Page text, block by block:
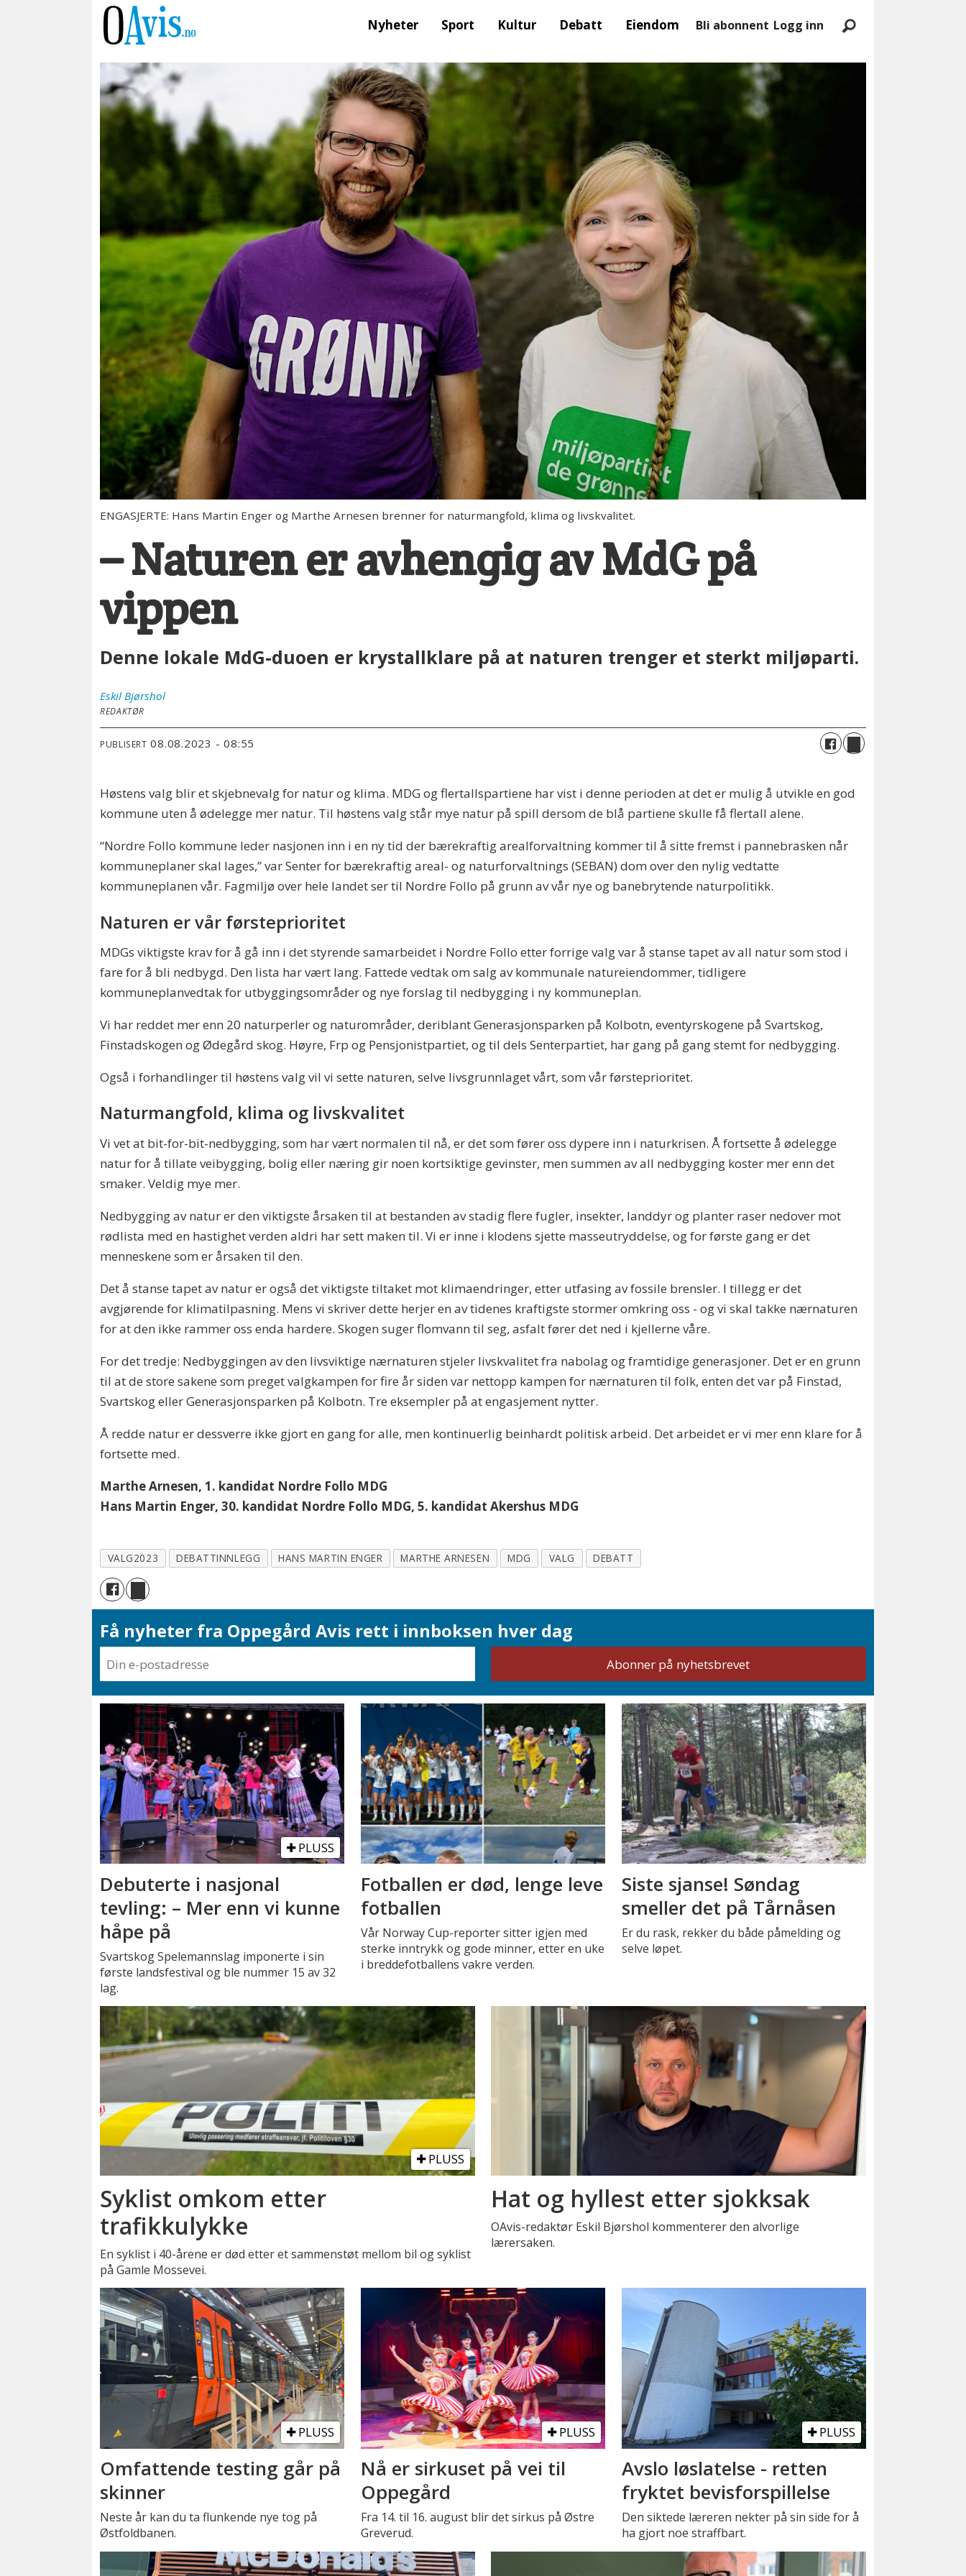
Nyheter Sport Kultur Debatt Eiendom Bli abonnent Logg inn
ENGASJERTE: Hans Martin Enger og Marthe Arnesen brenner for naturmangfold, klima og livskvalitet.
– Naturen er avhengig av MdG på
vippen
Denne lokale MdG-duoen er krystallklare på at naturen trenger et sterkt miljøparti.
Eskil Bjørshol
REDAKTØR
PUBLISERT 08.08.2023 - 08:55
Høstens valg blir et skjebnevalg for natur og klima. MDG og flertallspartiene har vist i denne perioden at det er mulig å utvikle en god
kommune uten å ødelegge mer natur. Til høstens valg står mye natur på spill dersom de blå partiene skulle få flertall alene.
“Nordre Follo kommune leder nasjonen inn i en ny tid der bærekraftig arealforvaltning kommer til å sitte fremst i pannebrasken når
kommuneplaner skal lages,” var Senter for bærekraftig areal- og naturforvaltnings (SEBAN) dom over den nylig vedtatte
kommuneplanen vår. Fagmiljø over hele landet ser til Nordre Follo på grunn av vår nye og banebrytende naturpolitikk.
Naturen er vår førsteprioritet
MDGs viktigste krav for å gå inn i det styrende samarbeidet i Nordre Follo etter forrige valg var å stanse tapet av all natur som stod i
fare for å bli nedbygd. Den lista har vært lang. Fattede vedtak om salg av kommunale natureiendommer, tidligere
kommuneplanvedtak for utbyggingsområder og nye forslag til nedbygging i ny kommuneplan.
Vi har reddet mer enn 20 naturperler og naturområder, deriblant Generasjonsparken på Kolbotn, eventyrskogene på Svartskog,
Finstadskogen og Ødegård skog. Høyre, Frp og Pensjonistpartiet, og til dels Senterpartiet, har gang på gang stemt for nedbygging.
Også i forhandlinger til høstens valg vil vi sette naturen, selve livsgrunnlaget vårt, som vår førsteprioritet.
Naturmangfold, klima og livskvalitet
Vi vet at bit-for-bit-nedbygging, som har vært normalen til nå, er det som fører oss dypere inn i naturkrisen. Å fortsette å ødelegge
natur for å tillate veibygging, bolig eller næring gir noen kortsiktige gevinster, men summen av all nedbygging koster mer enn det
smaker. Veldig mye mer.
Nedbygging av natur er den viktigste årsaken til at bestanden av stadig flere fugler, insekter, landdyr og planter raser nedover mot
rødlista med en hastighet verden aldri har sett maken til. Vi er inne i klodens sjette masseutryddelse, og for første gang er det
menneskene som er årsaken til den.
Det å stanse tapet av natur er også det viktigste tiltaket mot klimaendringer, etter utfasing av fossile brensler. I tillegg er det
avgjørende for klimatilpasning. Mens vi skriver dette herjer en av tidenes kraftigste stormer omkring oss - og vi skal takke nærnaturen
for at den ikke rammer oss enda hardere. Skogen suger flomvann til seg, asfalt fører det ned i kjellerne våre.
For det tredje: Nedbyggingen av den livsviktige nærnaturen stjeler livskvalitet fra nabolag og framtidige generasjoner. Det er en grunn
til at de store sakene som preget valgkampen for fire år siden var nettopp kampen for nærnaturen til folk, enten det var på Finstad,
Svartskog eller Generasjonsparken på Kolbotn. Tre eksempler på at engasjement nytter.
Å redde natur er dessverre ikke gjort en gang for alle, men kontinuerlig beinhardt politisk arbeid. Det arbeidet er vi mer enn klare for å
fortsette med.
Marthe Arnesen, 1. kandidat Nordre Follo MDG
Hans Martin Enger, 30. kandidat Nordre Follo MDG, 5. kandidat Akershus MDG
VALG2023 DEBATTINNLEGG HANS MARTIN ENGER MARTHE ARNESEN MDG VALG DEBATT
Få nyheter fra Oppegård Avis rett i innboksen hver dag
PLUSS
Debuterte i nasjonal
tevling: – Mer enn vi kunne
håpe på
Svartskog Spelemannslag imponerte i sin
første landsfestival og ble nummer 15 av 32
lag.
Fotballen er død, lenge leve
fotballen
Vår Norway Cup-reporter sitter igjen med
sterke inntrykk og gode minner, etter en uke
i breddefotballens vakre verden.
Siste sjanse! Søndag
smeller det på Tårnåsen
Er du rask, rekker du både påmelding og
selve løpet.
PLUSS
Syklist omkom etter
trafikkulykke
En syklist i 40-årene er død etter et sammenstøt mellom bil og syklist
på Gamle Mossevei.
Hat og hyllest etter sjokksak
OAvis-redaktør Eskil Bjørshol kommenterer den alvorlige
lærersaken.
PLUSS
Omfattende testing går på
skinner
Neste år kan du ta flunkende nye tog på
Østfoldbanen.
PLUSS
Nå er sirkuset på vei til
Oppegård
Fra 14. til 16. august blir det sirkus på Østre
Greverud.
PLUSS
Avslo løslatelse - retten
fryktet bevisforspillelse
Den siktede læreren nekter på sin side for å
ha gjort noe straffbart.